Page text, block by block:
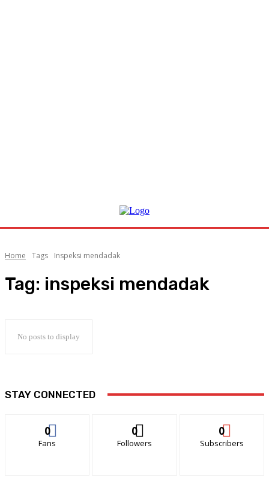
Home Tags Inspeksi mendadak
Tag: inspeksi mendadak
No posts to display
STAY CONNECTED
0
Fans
0
Followers
0
Subscribers